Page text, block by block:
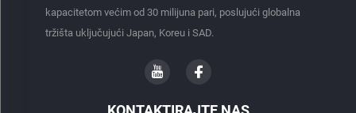
kapacitetom većim od 30 milijuna pari, poslujući globalna
tržišta uključujući Japan, Koreu i SAD.